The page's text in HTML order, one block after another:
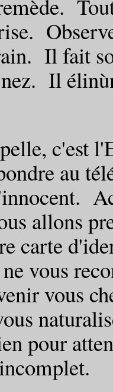
Il fait
Il
c'est
au
allons
carte
vous
vous
pour